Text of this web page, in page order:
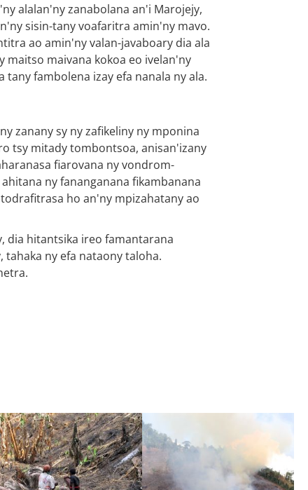
alalan'ny zanabolana an'i Marojejy,
sisin-tany voafaritra amin'ny mavo.
ao amin'ny valan-javaboary dia ala
maitso maivana kokoa eo ivelan'ny
tany fambolena izay efa nanala ny ala.
zanany sy ny zafikeliny ny mponina
tsy mitady tombontsoa, anisan'izany
fiarovana ny vondrom-
ny fananganana fikambanana
ho an'ny mpizahatany ao
dia hitantsika ireo famantarana
ny efa nataony taloha.